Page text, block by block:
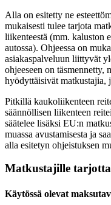
Alla on esitetty ne
mukaisesti tulee tarjota
liikenteestä (mm. kaluston
autossa). Ohjeessa on
asiakaspalveluun liittyvät
ohjeeseen on
hyödyttäisivät matkustajia,
Pitkillä kaukoliikenteen
säännöllisen liikenteen
säätelee lisäksi EU:n
muassa avustamisesta ja
alla esitetyn ohjeistuksen
Matkustajille
Käytössä olevat